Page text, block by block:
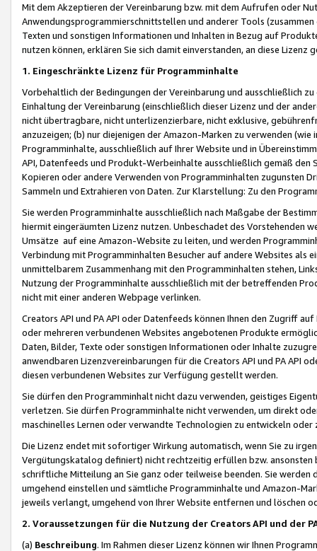
Mit dem Akzeptieren der Vereinbarung bzw. mit dem Aufrufen oder
Anwendungsprogrammierschnittstellen und anderer Tools (zusammen
Texten und sonstigen Informationen und Inhalten in Bezug auf
nutzen können, erklären Sie sich damit einverstanden, an diese Lizenz
1. Eingeschränkte Lizenz für Programminhalte
Vorbehaltlich der Bedingungen der Vereinbarung und ausschließlich
Einhaltung der Vereinbarung (einschließlich dieser Lizenz und der
nicht übertragbare, nicht unterlizenzierbare, nicht exklusive,
anzuzeigen; (b) nur diejenigen der Amazon-Marken zu verwenden
Programminhalte, ausschließlich auf Ihrer Website und in
API, Datenfeeds und Produkt-Werbeinhalte ausschließlich gemäß
Kopieren oder andere Verwenden von Programminhalten zugunsten
Sammeln und Extrahieren von Daten. Zur Klarstellung: Zu den
Sie werden Programminhalte ausschließlich nach Maßgabe der
hiermit eingeräumten Lizenz nutzen. Unbeschadet des Vorstehenden
Umsätze auf eine Amazon-Website zu leiten, und werden
Verbindung mit Programminhalten Besucher auf andere Websites als
unmittelbarem Zusammenhang mit den Programminhalten stehen,
Nutzung der Programminhalte ausschließlich mit der betreffenden
nicht mit einer anderen Webpage verlinken.
Creators API und PA API oder Datenfeeds können Ihnen den Zugriff
oder mehreren verbundenen Websites angebotenen Produkte
Daten, Bilder, Texte oder sonstigen Informationen oder Inhalte
anwendbaren Lizenzvereinbarungen für die Creators API und PA API
diesen verbundenen Websites zur Verfügung gestellt werden.
Sie dürfen den Programminhalt nicht dazu verwenden, geistiges
verletzen. Sie dürfen Programminhalte nicht verwenden, um direkt
maschinelles Lernen oder verwandte Technologien zu entwickeln
Die Lizenz endet mit sofortiger Wirkung automatisch, wenn Sie zu
Vergütungskatalog definiert) nicht rechtzeitig erfüllen bzw. ansonsten
schriftliche Mitteilung an Sie ganz oder teilweise beenden. Sie werden
umgehend einstellen und sämtliche Programminhalte und Amazon-
jeweils verlangt, umgehend von Ihrer Website entfernen und löschen
2. Voraussetzungen für die Nutzung der Creators API und der
(a) Beschreibung. Im Rahmen dieser Lizenz können wir Ihnen